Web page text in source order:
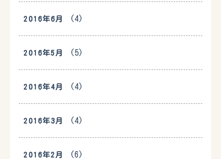
2016年6月 (4)
2016年5月 (5)
2016年4月 (4)
2016年3月 (4)
2016年2月 (6)